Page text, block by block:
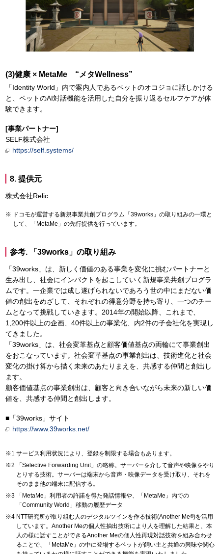
(3)健康 × MetaMe “メタWellness”
「Identity World」内で案内人であるペットのオコジョに話しかける
と、ペットのAI対話機能を活用した自分を振り返るセルフケアが体
験できます。
[事業パートナー]
SELF株式会社
https://self.systems/
8. 提供元
株式会社Relic
ドコモが運営する新規事業共創プログラム「39works」の取り組みの一環と
して、「MetaMe」の先行提供を行っています。
参考. 「39works」の取り組み
「39works」は、新しく価値のある事業を変化に挑むパートナーと
生み出し、社会にインパクトを起こしていく新規事業共創プログラ
ムです。一企業では成し遂げられないであろう世の中にまだない価
値の創出をめざして、それぞれの得意分野を持ち寄り、一つのチー
ムとなって挑戦していきます。2014年の開始以降、これまで、
1,200件以上の企画、40件以上の事業化、内2件の子会社化を実現し
てきました。
「39works」は、社会変革基点と顧客価値基点の両輪にて事業創出
をおこなっています。社会変革基点の事業創出は、技術進化と社会
変化の掛け算から描く未来のあたりまえを、共感する仲間と創出し
ます。
顧客価値基点の事業創出は、顧客と向き合いながら未来の新しい価
値を、共感する仲間と創出します。
■「39works」サイト
https://www.39works.net/
サービス利用状況により、登録を制限する場合もあります。
「Selective Forwarding Unit」の略称。サーバーを介して音声や映像をやり
とりする技術。サーバーは端末から音声・映像データを受け取り、それを
そのまま他の端末に配信する。
「MetaMe」利用者の許諾を得た発話情報や、「MetaMe」内での
「Community World」移動の履歴データ
NTT研究所が取り組む人のデジタルツインを作る技術(Another Me®)を活用
しています。Another Meの個人性抽出技術により人を理解した結果と、本
人の様に話すことができるAnother Meの個人性再現対話技術を組み合わせ
ることで、「MetaMe」の中に登場するペットが飼い主と共通の興味や関心